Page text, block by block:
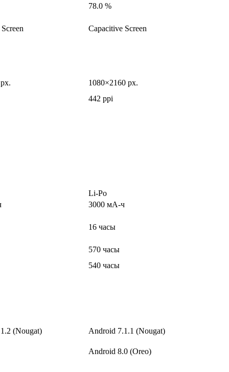
78.0 %
Capacitive Screen
1080×2160 px.
442 ppi
Li-Po
3000 мА-ч
16 часы
570 часы
540 часы
(Nougat) Android 7.1.1 (Nougat)
Android 8.0 (Oreo)